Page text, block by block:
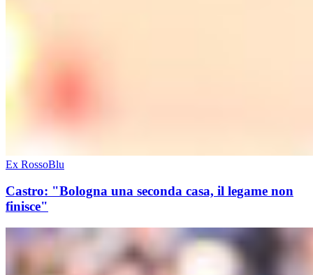
Ex RossoBlu
Castro: "Bologna una seconda casa, il legame non
finisce"